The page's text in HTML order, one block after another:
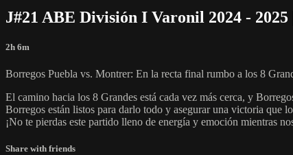
J#21 ABE División I Varonil 2024 -
2h 6m
Borregos Puebla vs. Montrer: En la recta final rumbo a los 8
El camino hacia los 8 Grandes está cada vez más cerca, y
Borregos están listos para darlo todo y asegurar una victoria que
¡No te pierdas este partido lleno de energía y emoción mientras
Share with friends